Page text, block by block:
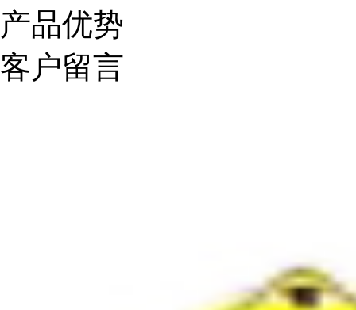
产品优势
客户留言